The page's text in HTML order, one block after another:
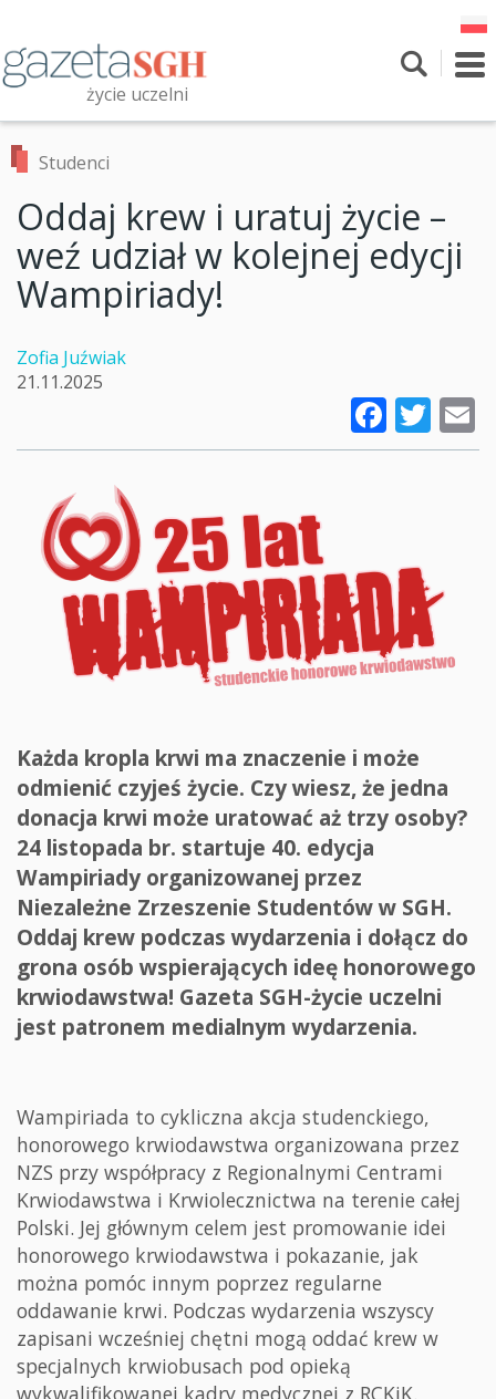
treści
życie uczelni
Przeszukaj witrynę
Studenci
Oddaj krew i uratuj życie –
weź udział w kolejnej edycji
Wampiriady!
Zofia Juźwiak
21.11.2025
Każda kropla krwi ma znaczenie i może
odmienić czyjeś życie. Czy wiesz, że jedna
donacja krwi może uratować aż trzy osoby?
24 listopada br. startuje 40. edycja
Wampiriady organizowanej przez
Niezależne Zrzeszenie Studentów w SGH.
Oddaj krew podczas wydarzenia i dołącz do
grona osób wspierających ideę honorowego
krwiodawstwa! Gazeta SGH-życie uczelni
jest patronem medialnym wydarzenia.
Wampiriada to cykliczna akcja studenckiego,
honorowego krwiodawstwa organizowana przez
NZS przy współpracy z Regionalnymi Centrami
Krwiodawstwa i Krwiolecznictwa na terenie całej
Polski. Jej głównym celem jest promowanie idei
honorowego krwiodawstwa i pokazanie, jak
można pomóc innym poprzez regularne
oddawanie krwi. Podczas wydarzenia wszyscy
zapisani wcześniej chętni mogą oddać krew w
specjalnych krwiobusach pod opieką
wykwalifikowanej kadry medycznej z RCKiK.